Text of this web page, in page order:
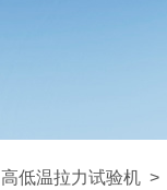
高低温拉力试验机 >